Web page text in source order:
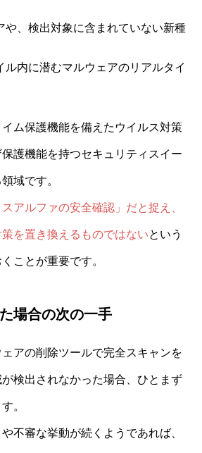
や、検出対象に含まれていない新種
ル内に潜むマルウェアのリアルタイ
ム保護機能を備えたウイルス対策
護機能を持つセキュリティスイー
域です。
アルファの安全確認」だと捉え、
を置き換えるものではないという
ことが重要です。
場合の次の一手
アの削除ツールで完全スキャンを
検出されなかった場合、ひとまず
。
不審な挙動が続くようであれば、